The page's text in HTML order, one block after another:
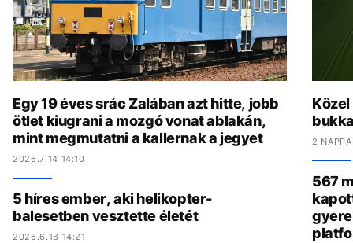
Egy 19 éves srác Zalában azt hitte, jobb
ötlet kiugrani a mozgó vonat ablakán,
mint megmutatni a kallernak a jegyet
2026.7.14 14:10
5 híres ember, aki helikopter-
balesetben vesztette életét
2026.6.18 14:21
2
567